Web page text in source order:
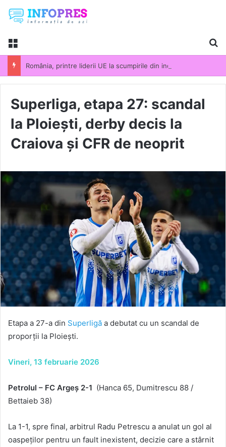
Menu
Superliga, etapa 27: scandal
la Ploiești, derby decis la
Craiova și CFR de neoprit
Etapa a 27-a din Superligă a debutat cu un scandal de
proporții la Ploiești.
Vineri, 13 februarie 2026
Petrolul – FC Argeș 2-1 (Hanca 65, Dumitrescu 88 /
Bettaieb 38)
La 1-1, spre final, arbitrul Radu Petrescu a anulat un gol al
oaspeților pentru un fault inexistent, decizie care a stârnit